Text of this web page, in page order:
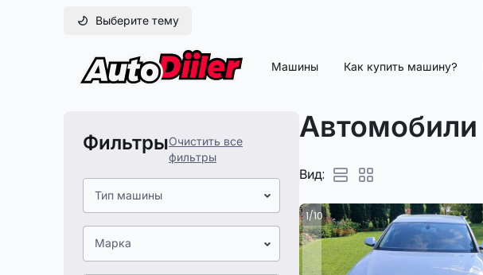
Выберите тему
Машины Как купить машину?
ФильтрыОчистить все
фильтры
Тип машины
Марка
Автомобили
Вид:
1/10